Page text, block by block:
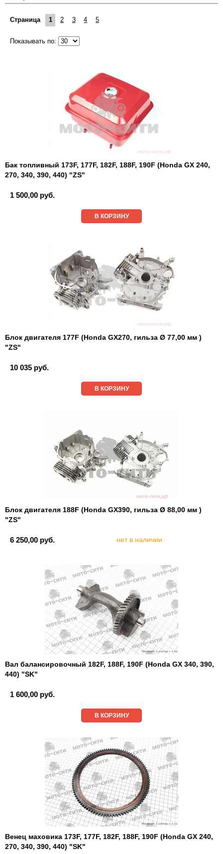
Страница 1 2 3 4 5
Показывать по:
Бак топливный 173F, 177F, 182F, 188F, 190F (Honda GX 240,
270, 340, 390, 440) "ZS"
1 500,00 руб.
В КОРЗИНУ
Блок двигателя 177F (Honda GX270, гильза Ø 77,00 мм )
"ZS"
10 035 руб.
В КОРЗИНУ
Блок двигателя 188F (Honda GX390, гильза Ø 88,00 мм )
"ZS"
6 250,00 руб. нет в наличии
Вал балансировочный 182F, 188F, 190F (Honda GX 340, 390,
440) "SK"
1 600,00 руб.
В КОРЗИНУ
Венец маховика 173F, 177F, 182F, 188F, 190F (Honda GX 240,
270, 340, 390, 440) "SK"